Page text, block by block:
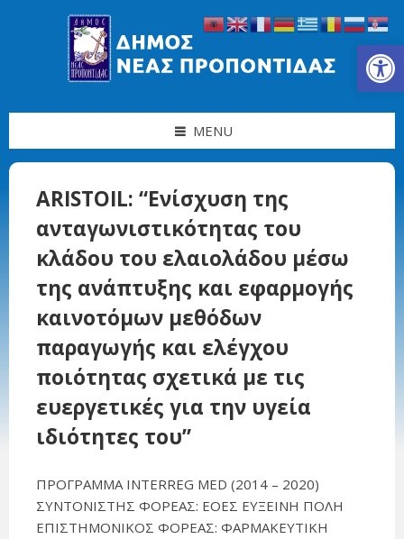
Ανοίξτε τη γραμμή εργαλείων
MENU
ARISTOIL: “Ενίσχυση της
ανταγωνιστικότητας του
κλάδου του ελαιολάδου μέσω
της ανάπτυξης και εφαρμογής
καινοτόμων μεθόδων
παραγωγής και ελέγχου
ποιότητας σχετικά με τις
ευεργετικές για την υγεία
ιδιότητες του”
ΠΡΟΓΡΑΜΜΑ INTERREG MED (2014 – 2020)
ΣΥΝΤΟΝΙΣΤΗΣ ΦΟΡΕΑΣ: ΕΟΕΣ ΕΥΞΕΙΝΗ ΠΟΛΗ
ΕΠΙΣΤΗΜΟΝΙΚΟΣ ΦΟΡΕΑΣ: ΦΑΡΜΑΚΕΥΤΙΚΗ